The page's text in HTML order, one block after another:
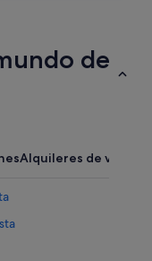
de
Alquileres de